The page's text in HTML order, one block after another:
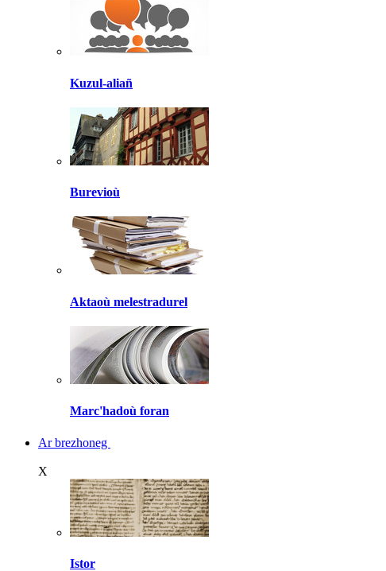
Kuzul-aliañ
Burevioù
Aktaoù melestradurel
Marc'hadoù foran
Ar brezhoneg
X
Istor